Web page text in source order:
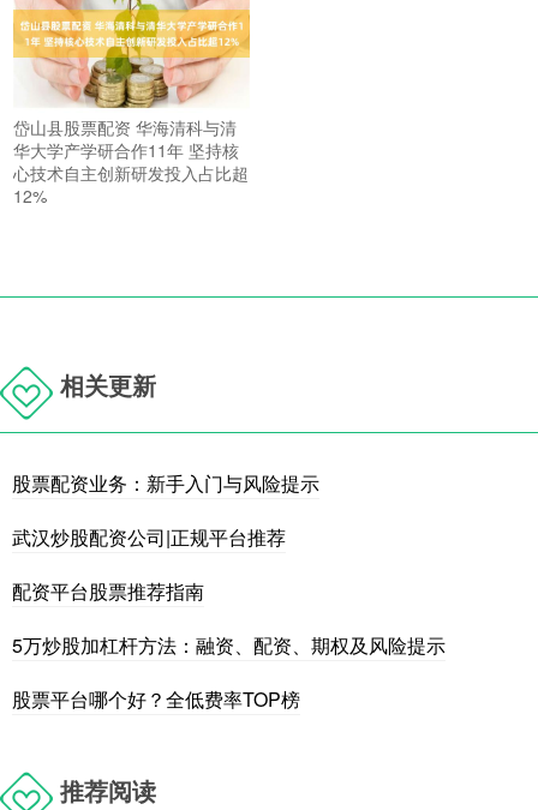
岱山县股票配资 华海清科与清
华大学产学研合作11年 坚持核
心技术自主创新研发投入占比超
12%
相关更新
股票配资业务：新手入门与风险提示
武汉炒股配资公司|正规平台推荐
配资平台股票推荐指南
5万炒股加杠杆方法：融资、配资、期权及风险提示
股票平台哪个好？全低费率TOP榜
推荐阅读